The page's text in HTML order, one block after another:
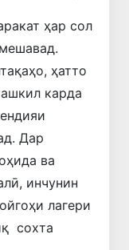
ҳар сол
ҳатто
карда
Дар
ва
инчунин
лагери
сохта